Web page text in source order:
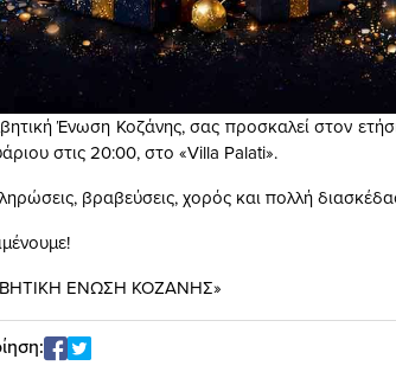
Ένωση Κοζάνης, σας προσκαλεί στον
στις 20:00, στο «Villa Palati».
βραβεύσεις, χορός και πολλή
ΕΝΩΣΗ ΚΟΖΑΝΗΣ»